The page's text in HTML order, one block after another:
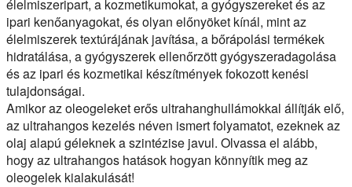
élelmiszeripart, a kozmetikumokat, a gyógyszereket és az
ipari kenőanyagokat, és olyan előnyöket kínál, mint az
élelmiszerek textúrájának javítása, a bőrápolási termékek
hidratálása, a gyógyszerek ellenőrzött gyógyszeradagolása
és az ipari és kozmetikai készítmények fokozott kenési
tulajdonságai.
Amikor az oleogeleket erős ultrahanghullámokkal állítják elő,
az ultrahangos kezelés néven ismert folyamatot, ezeknek az
olaj alapú géleknek a szintézise javul. Olvassa el alább,
hogy az ultrahangos hatások hogyan könnyítik meg az
oleogelek kialakulását!